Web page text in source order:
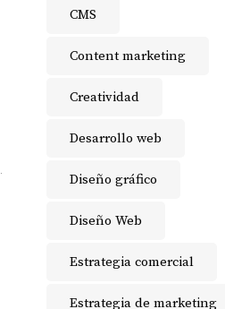
CMS
Content marketing
Creatividad
Desarrollo web
Diseño gráfico
Diseño Web
Estrategia comercial
Estrategia de marketing